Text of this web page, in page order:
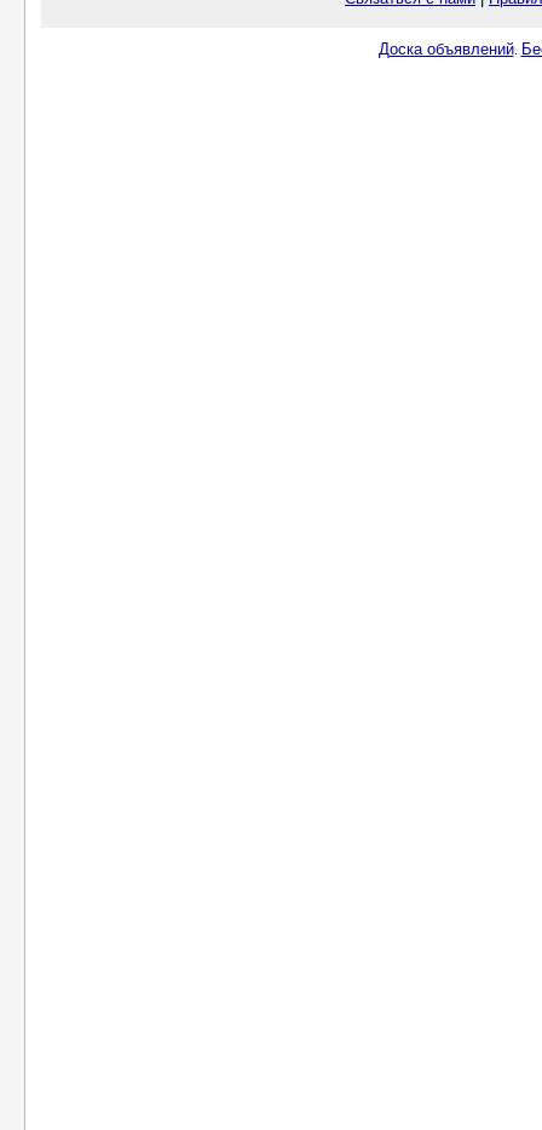
Доска объявлений.